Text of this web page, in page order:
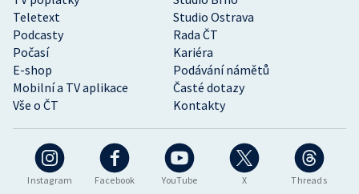
Instagram Facebook YouTube X Threads
Teletext
Studio Ostrava
Podcasty
Rada ČT
Počasí
Kariéra
E-shop
Podávání námětů
Mobilní a TV aplikace
Časté dotazy
Vše o ČT
Kontakty